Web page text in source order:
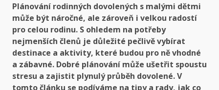
Plánování rodinných dovolených s malými dětmi
může být náročné, ale zároveň i velkou radostí
pro celou rodinu. S ohledem na potřeby
nejmenších členů je důležité pečlivě vybírat
destinace a aktivity, které budou pro ně vhodné
a zábavné. Dobré plánování může ušetřit spoustu
stresu a zajistit plynulý průběh dovolené. V
tomto článku se podíváme na tipy a rady, jak co